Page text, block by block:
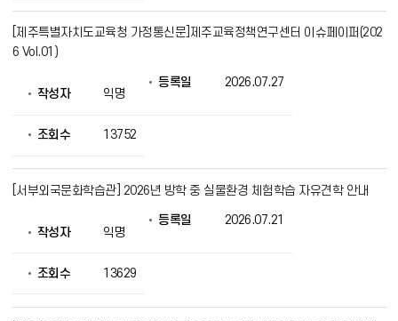
[제주특별자치도교육청 가정통신문]제주교육정책연구센터 이슈페이퍼(202
6 Vol.01)
작성자 익명
등록일 2026.07.27
조회수 13752
[서부외국문화학습관] 2026년 방학 중 실물환경 체험학습 자유견학 안내
작성자 익명
등록일 2026.07.21
조회수 13629